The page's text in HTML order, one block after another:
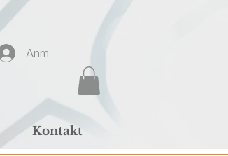
Kontakt
Anmelden